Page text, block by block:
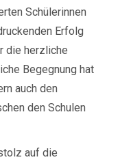
Schülerinnen
Erfolg
die herzliche
Begegnung hat
auch den
den Schulen
auf die